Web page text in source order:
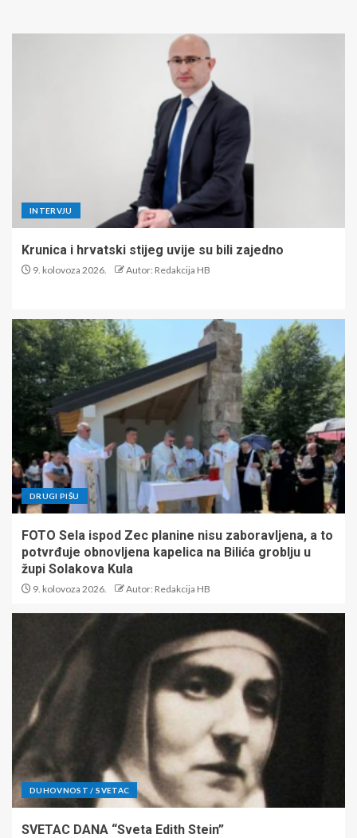
INTERVJU
Krunica i hrvatski stijeg uvije su bili zajedno
9. kolovoza 2026. Autor: Redakcija HB
DRUGI PIŠU
FOTO Sela ispod Zec planine nisu zaboravljena, a to
potvrđuje obnovljena kapelica na Bilića groblju u
župi Solakova Kula
9. kolovoza 2026. Autor: Redakcija HB
DUHOVNOST / SVETAC
SVETAC DANA “Sveta Edith Stein”